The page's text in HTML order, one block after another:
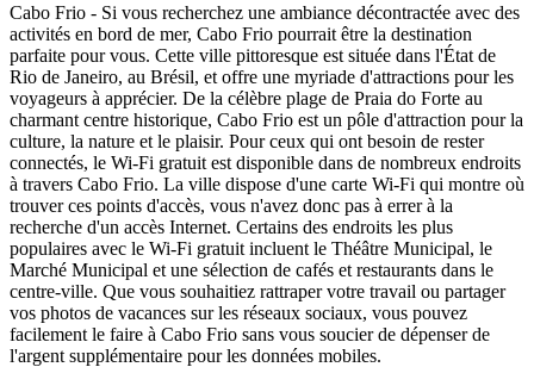
Cabo Frio - Si vous recherchez une ambiance décontractée avec des
activités en bord de mer, Cabo Frio pourrait être la destination
parfaite pour vous. Cette ville pittoresque est située dans l'État de
Rio de Janeiro, au Brésil, et offre une myriade d'attractions pour les
voyageurs à apprécier. De la célèbre plage de Praia do Forte au
charmant centre historique, Cabo Frio est un pôle d'attraction pour la
culture, la nature et le plaisir. Pour ceux qui ont besoin de rester
connectés, le Wi-Fi gratuit est disponible dans de nombreux endroits
à travers Cabo Frio. La ville dispose d'une carte Wi-Fi qui montre où
trouver ces points d'accès, vous n'avez donc pas à errer à la
recherche d'un accès Internet. Certains des endroits les plus
populaires avec le Wi-Fi gratuit incluent le Théâtre Municipal, le
Marché Municipal et une sélection de cafés et restaurants dans le
centre-ville. Que vous souhaitiez rattraper votre travail ou partager
vos photos de vacances sur les réseaux sociaux, vous pouvez
facilement le faire à Cabo Frio sans vous soucier de dépenser de
l'argent supplémentaire pour les données mobiles.